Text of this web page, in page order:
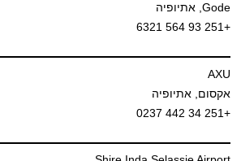
Gode, אתיופיה
+251 93 564 6321
AXU
אקסום, אתיופיה
+251 34 442 0237